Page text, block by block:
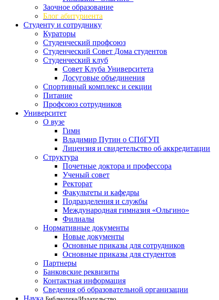
Заочное образование
Блог абитуриента
Студенту и сотруднику
Кураторы
Студенческий профсоюз
Студенческий Совет Дома студентов
Студенческий клуб
Совет Клуба Университета
Досуговые объединения
Спортивный комплекс и секции
Питание
Профсоюз сотрудников
Университет
О вузе
Гимн
Владимир Путин о СПбГУП
Лицензия и свидетельство об аккредитации
Структура
Почетные доктора и профессора
Ученый совет
Ректорат
Факультеты и кафедры
Подразделения и службы
Международная гимназия «Ольгино»
Филиалы
Нормативные документы
Новые документы
Основные приказы для сотрудников
Основные приказы для студентов
Партнеры
Банковские реквизиты
Контактная информация
Сведения об образовательной организации
Наука